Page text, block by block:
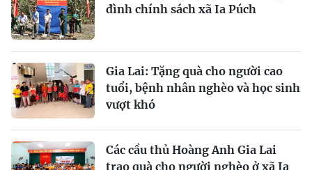
đình chính sách xã Ia Púch
Gia Lai: Tặng quà cho người cao
tuổi, bệnh nhân nghèo và học sinh
vượt khó
Các cầu thủ Hoàng Anh Gia Lai
trao quà cho người nghèo ở xã Ia